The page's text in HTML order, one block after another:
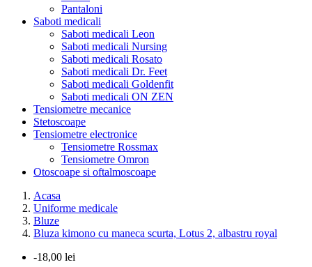
Pantaloni
Saboti medicali
Saboti medicali Leon
Saboti medicali Nursing
Saboti medicali Rosato
Saboti medicali Dr. Feet
Saboti medicali Goldenfit
Saboti medicali ON ZEN
Tensiometre mecanice
Stetoscoape
Tensiometre electronice
Tensiometre Rossmax
Tensiometre Omron
Otoscoape si oftalmoscoape
Acasa
Uniforme medicale
Bluze
Bluza kimono cu maneca scurta, Lotus 2, albastru royal
-18,00 lei